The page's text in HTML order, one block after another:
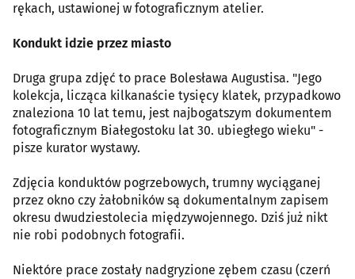
rękach, ustawionej w fotograficznym atelier.
Kondukt idzie przez miasto
Druga grupa zdjęć to prace Bolesława Augustisa. "Jego
kolekcja, licząca kilkanaście tysięcy klatek, przypadkowo
znaleziona 10 lat temu, jest najbogatszym dokumentem
fotograficznym Białegostoku lat 30. ubiegłego wieku" -
pisze kurator wystawy.
Zdjęcia konduktów pogrzebowych, trumny wyciąganej
przez okno czy żałobników są dokumentalnym zapisem
okresu dwudziestolecia międzywojennego. Dziś już nikt
nie robi podobnych fotografii.
Niektóre prace zostały nadgryzione zębem czasu (czerń